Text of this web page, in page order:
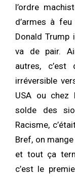
l’ordre
d’armes à
Donald Trump
va de pair.
autres,
irréversible
USA ou chez
solde des
Racisme,
Bref, on
et tout ça
c’est le